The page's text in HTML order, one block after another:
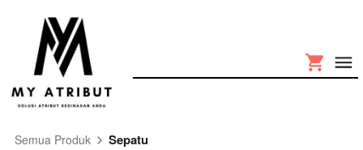
Semua Produk Sepatu